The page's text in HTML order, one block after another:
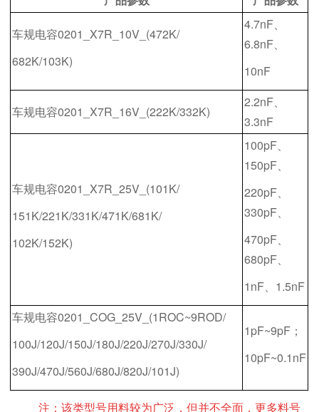
车规电容0201_X7R_10V_(472K/
682K/103K)
4.7nF、
6.8nF、
10nF
车规电容0201_X7R_16V_(222K/332K)
2.2nF、
3.3nF
车规电容0201_X7R_25V_(101K/
151K/221K/331K/471K/681K/
102K/152K)
100pF、
150pF、
220pF、
330pF、
470pF、
680pF、
1nF、1.5nF
车规电容0201_COG_25V_(1ROC~9ROD/
100J/120J/150J/180J/220J/270J/330J/
390J/470J/560J/680J/820J/101J)
1pF~9pF；
10pF~0.1nF
注：该类型号用料较为广泛，但并不全面，更多料号